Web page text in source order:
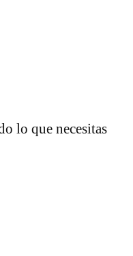
lo que necesitas